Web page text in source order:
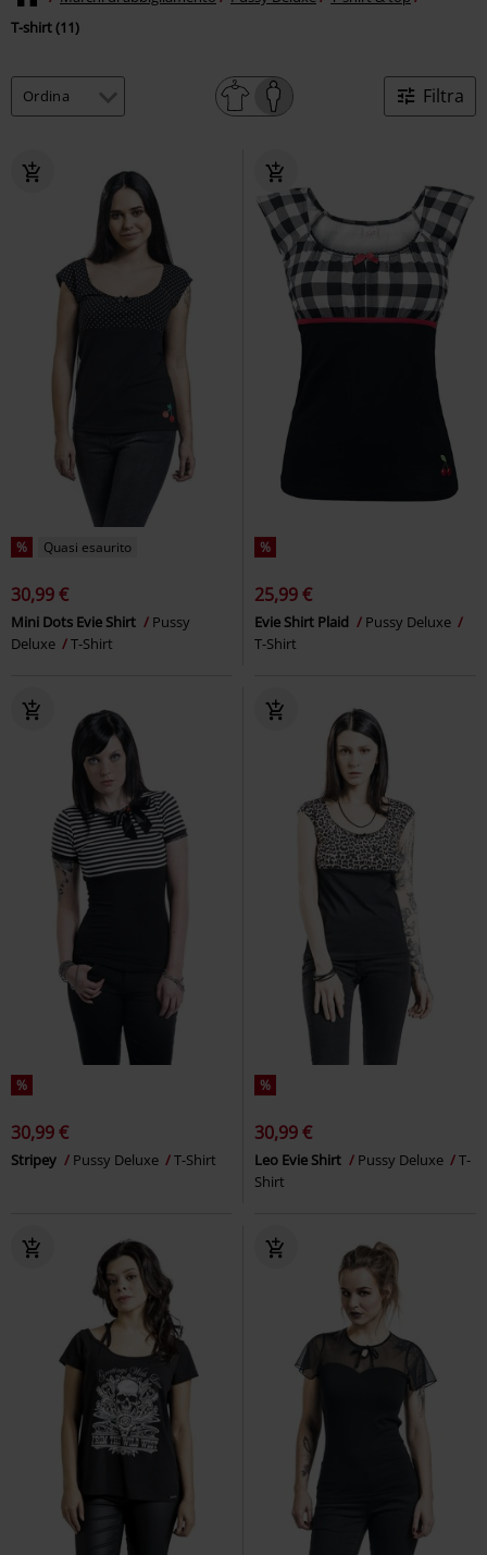
T-shirt (11)
Filtra
% Quasi esaurito
30,99 €
Mini Dots Evie Shirt
Pussy
Deluxe
T-Shirt
%
25,99 €
Evie Shirt Plaid
Pussy Deluxe
T-Shirt
%
30,99 €
Stripey Pussy Deluxe T-Shirt
%
30,99 €
Leo Evie Shirt Pussy Deluxe
T-
Shirt